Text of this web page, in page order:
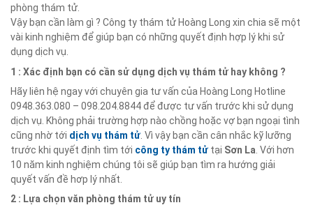
phòng thám tử.
Vậy bạn cần làm gì ? Công ty thám tử Hoàng Long xin chia sẽ một
vài kinh nghiệm để giúp bạn có những quyết định hợp lý khi sử
dụng dịch vụ.
1 : Xác định bạn có cần sử dụng dịch vụ thám tử hay không ?
Hãy liên hệ ngay với chuyên gia tư vấn của Hoàng Long Hotline
0948.363.080 – 098.204.8844 để được tư vấn trước khi sử dụng
dịch vụ. Không phải trường hợp nào chồng hoặc vợ bạn ngoại tình
cũng nhờ tới dịch vụ thám tử . Vì vậy bạn cần cân nhắc kỹ lưỡng
trước khi quyết định tìm tới công ty thám tử tại Sơn La . Với hơn
10 năm kinh nghiệm chúng tôi sẽ giúp bạn tìm ra hướng giải
quyết vấn đề hơp lý nhất.
2 : Lựa chọn văn phòng thám tử uy tín